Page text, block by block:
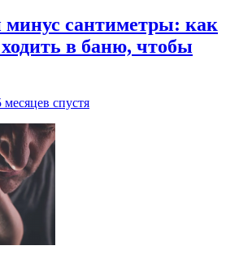
минус сантиметры: как
в баню, чтобы
месяцев спустя